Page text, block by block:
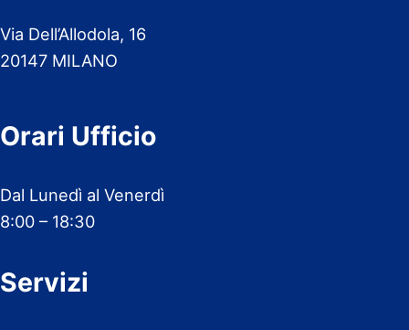
Via Dell’Allodola, 16
20147 MILANO
Orari Ufficio
Dal Lunedì al Venerdì
8:00 – 18:30
Servizi